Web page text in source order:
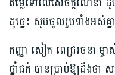
ដូច្នេះ សូមចូលរួមទាំងអស់គ្ន
កញ្ញា សៀក ពេជ្ររចនា
ថ្នាំជក់ បានប្រាប់ឱ្យដឹងថា